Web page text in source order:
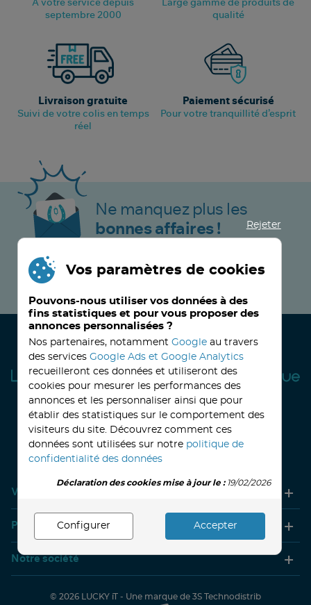
A votre service depuis
septembre 2000
Large gamme de produits de
qualité
Livraison gratuite
Suivi de votre colis en temps
réel
Paiement sécurisé
Pour votre tranquillité d’esprit
Ne manquez plus les
bonnes affaires !
JE M’INSCRIS MAINTENANT !
32, avenue Haussmann33390 BLAYE
Lundi14h-18hMardi à vendredi8h30-12h00 - 14h-18h
Le Samedi9h30 - 12h30
Votre compte
Produits
Notre société
© 2026 LUCKY iT - Une marque de 3S Technodistrib
Rejeter
Vos paramètres de cookies
Pouvons-nous utiliser vos données à des
fins statistiques et pour vous proposer des
annonces personnalisées ?
Nos partenaires, notamment Google au travers
des services Google Ads et Google Analytics
recueilleront ces données et utiliseront des
cookies pour mesurer les performances des
annonces et les personnaliser ainsi que pour
établir des statistiques sur le comportement des
visiteurs du site. Découvrez comment ces
données sont utilisées sur notre politique de
confidentialité des données
Déclaration des cookies mise à jour le :19/02/2026
Configurer Accepter